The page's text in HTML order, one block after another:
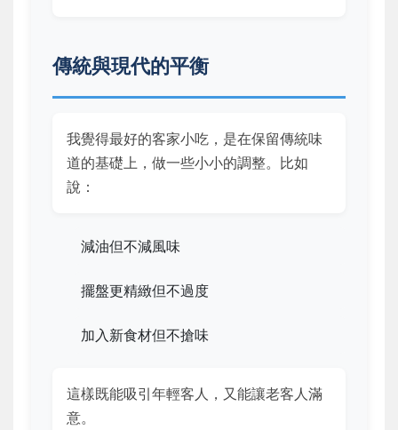
傳統與現代的平衡
我覺得最好的客家小吃，是在保留傳統味
道的基礎上，做一些小小的調整。比如
說：
減油但不減風味
擺盤更精緻但不過度
加入新食材但不搶味
這樣既能吸引年輕客人，又能讓老客人滿
意。